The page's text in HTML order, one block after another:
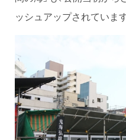
ッシュアップされています